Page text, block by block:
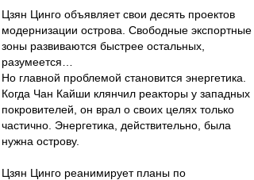
Цзян Цинго объявляет свои десять проектов
модернизации острова. Свободные экспортные
зоны развиваются быстрее остальных,
разумеется…
Но главной проблемой становится энергетика.
Когда Чан Кайши клянчил реакторы у западных
покровителей, он врал о своих целях только
частично. Энергетика, действительно, была
нужна острову.
Цзян Цинго реанимирует планы по